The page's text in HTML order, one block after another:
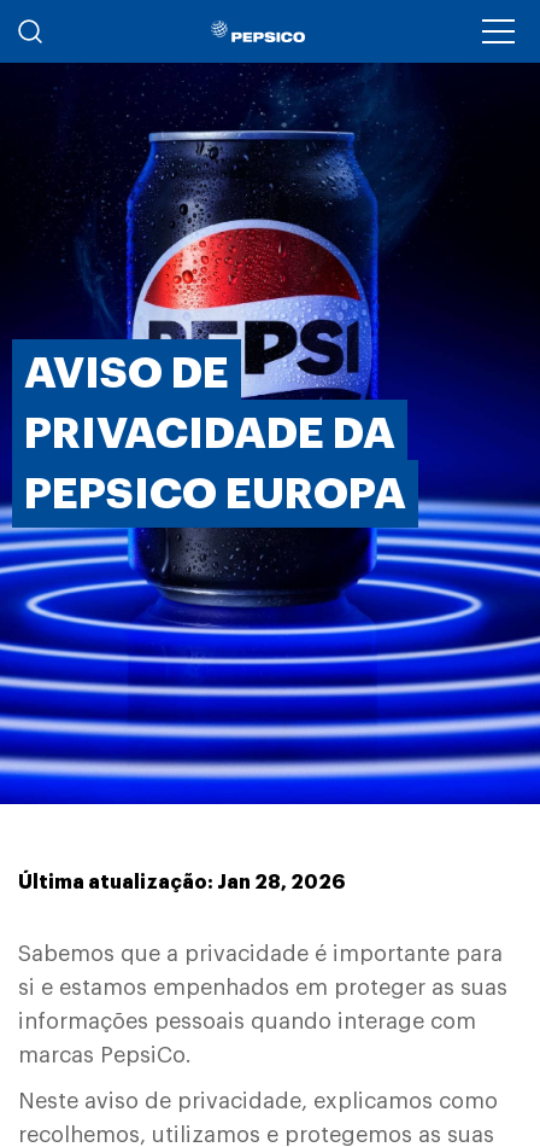
Passar para o conteúdo principal
AVISO DE
PRIVACIDADE DA
PEPSICO EUROPA
Última atualização: Jan 28, 2026
Sabemos que a privacidade é importante para
si e estamos empenhados em proteger as suas
informações pessoais quando interage com
marcas PepsiCo.
Neste aviso de privacidade, explicamos como
recolhemos, utilizamos e protegemos as suas